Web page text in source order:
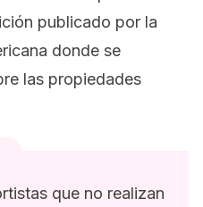
publicado por la
donde se
las propiedades
que no realizan